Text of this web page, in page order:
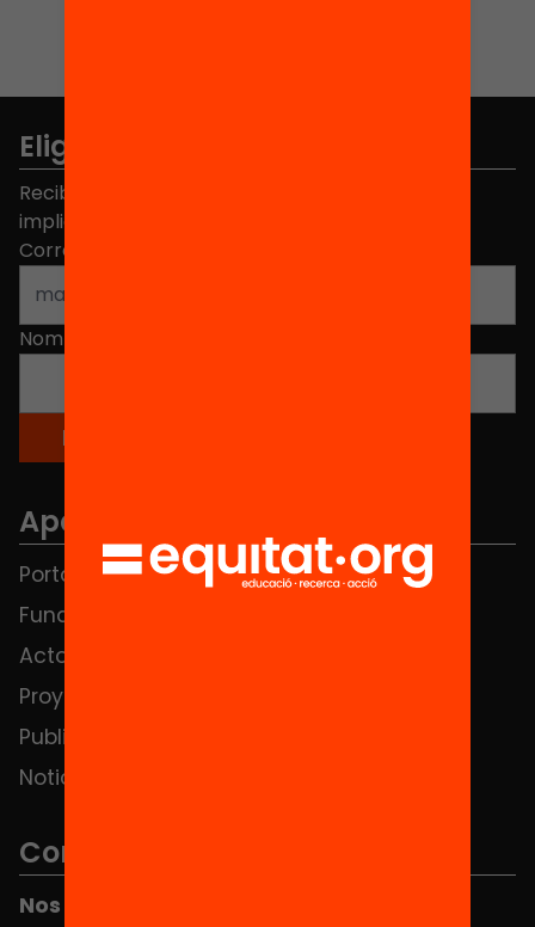
Elige equidad
Recibe contenidos, iniciativas y proyectos para
implicarte.
Correo electrónico
Nombre
Apartados
Portada
Fundación
Actos
Proyectos
Publicaciones y vídeos
Noticias
FAQS
Contacto
Nos puedes encontrar en el HUB Social